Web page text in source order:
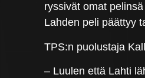
ryssivät omat
Lahden peli päättyy
TPS:n puolustaja
– Luulen että Lahti